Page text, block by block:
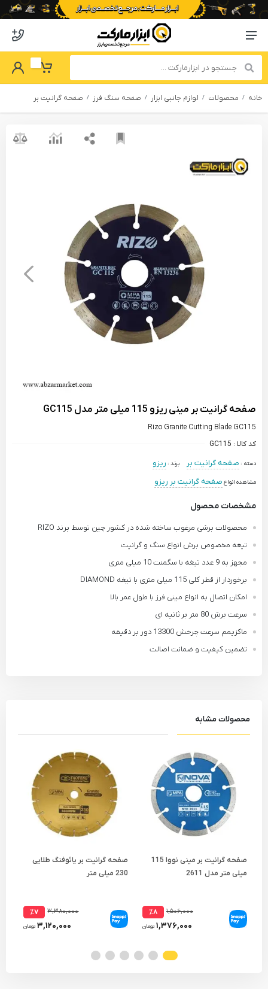
Menu Navigation
My Basket
Password
خانه محصولات لوازم جانبی ابزار صفحه سنگ فرز صفحه گرانیت بر
صفحه گرانیت بر مینی ریزو 115 میلی متر مدل GC115
Rizo Granite Cutting Blade GC115
کد کالا : GC115
دسته : صفحه گرانیت بر برند : ریزو
مشاهده انواع صفحه گرانیت بر ریزو
مشخصات محصول
محصولات برشی مرغوب ساخته شده در کشور چین توسط برند RIZO
تیغه مخصوص برش انواع سنگ و گرانیت
مجهز به 9 عدد تیغه با سگمنت 10 میلی متری
برخوردار از قطر کلی 115 میلی متری با تیغه DIAMOND
امکان اتصال به انواع مینی فرز با طول عمر بالا
سرعت برش 80 متر بر ثانیه ای
ماکزیمم سرعت چرخش 13300 دور بر دقیقه
تضمین کیفیت و ضمانت اصالت
محصولات مشابه
صفحه گرانیت بر مینی نووا 115
میلی متر مدل 2611
۱,۵۰۶,۰۰۰ ٪۸
۱,۳۷۶,۰۰۰ تومان
صفحه گرانیت بر یائوفنگ طلایی
230 میلی متر
۳,۳۸۰,۰۰۰ ٪۷
۳,۱۲۰,۰۰۰ تومان